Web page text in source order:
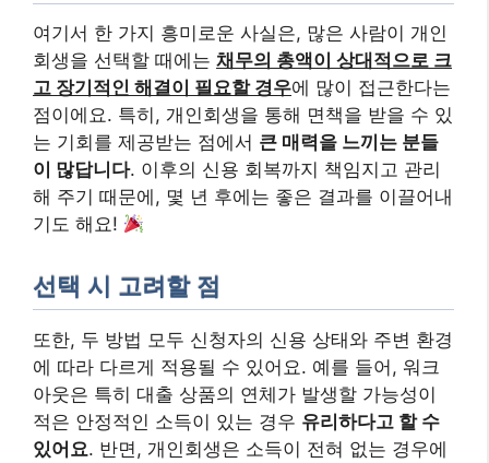
여기서 한 가지 흥미로운 사실은, 많은 사람이 개인
회생을 선택할 때에는 채무의 총액이 상대적으로 크
고 장기적인 해결이 필요할 경우에 많이 접근한다는
점이에요. 특히, 개인회생을 통해 면책을 받을 수 있
는 기회를 제공받는 점에서 큰 매력을 느끼는 분들
이 많답니다. 이후의 신용 회복까지 책임지고 관리
해 주기 때문에, 몇 년 후에는 좋은 결과를 이끌어내
기도 해요!
선택 시 고려할 점
또한, 두 방법 모두 신청자의 신용 상태와 주변 환경
에 따라 다르게 적용될 수 있어요. 예를 들어, 워크
아웃은 특히 대출 상품의 연체가 발생할 가능성이
적은 안정적인 소득이 있는 경우 유리하다고 할 수
있어요. 반면, 개인회생은 소득이 전혀 없는 경우에